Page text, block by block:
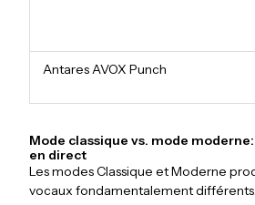
Antares AVOX Punch
Mode classique vs. mode
en direct
Les modes Classique et Moderne
vocaux fondamentalement